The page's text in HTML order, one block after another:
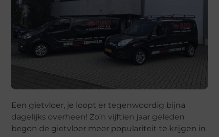
Een gietvloer, je loopt er tegenwoordig bijna
dagelijks overheen! Zo’n vijftien jaar geleden
begon de gietvloer meer populariteit te krijgen in